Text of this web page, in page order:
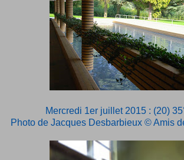
Mercredi 1er juillet 2015 : (20)
Photo de Jacques Desbarbieux © Amis